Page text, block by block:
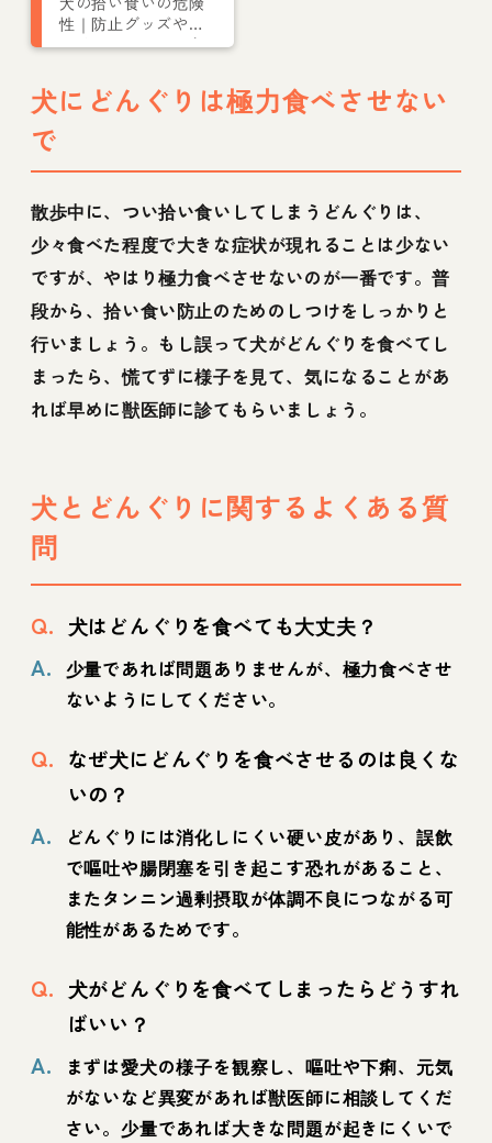
性｜防止グッズやし
つけ・やめさせる方
説
犬にどんぐりは極力食べさせない
で
散歩中に、つい拾い食いしてしまうどんぐりは、
少々食べた程度で大きな症状が現れることは少ない
ですが、やはり極力食べさせないのが一番です。普
段から、拾い食い防止のためのしつけをしっかりと
行いましょう。もし誤って犬がどんぐりを食べてし
まったら、慌てずに様子を見て、気になることがあ
れば早めに獣医師に診てもらいましょう。
犬とどんぐりに関するよくある質
問
Q. 犬はどんぐりを食べても大丈夫？
A.
少量であれば問題ありませんが、極力食べさせ
ないようにしてください。
Q. なぜ犬にどんぐりを食べさせるのは良くな
いの？
A.
どんぐりには消化しにくい硬い皮があり、誤飲
で嘔吐や腸閉塞を引き起こす恐れがあること、
またタンニン過剰摂取が体調不良につながる可
能性があるためです。
Q. 犬がどんぐりを食べてしまったらどうすれ
ばいい？
A.
まずは愛犬の様子を観察し、嘔吐や下痢、元気
がないなど異変があれば獣医師に相談してくだ
さい。少量であれば大きな問題が起きにくいで